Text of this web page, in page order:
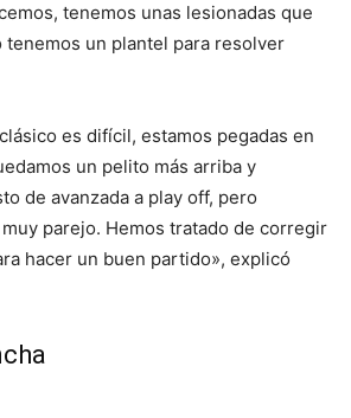
tenemos unas lesionadas que
tenemos un plantel para resolver
es difícil, estamos pegadas en
un pelito más arriba y
de avanzada a play off, pero
parejo. Hemos tratado de corregir
hacer un buen partido», explicó